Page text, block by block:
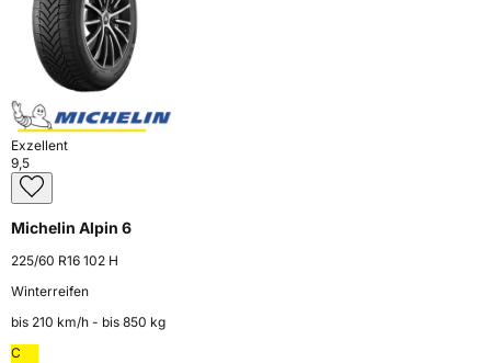
Exzellent
9,5
Michelin Alpin 6
225/60 R16 102 H
Winterreifen
bis 210 km⁠/⁠h - bis 850 kg
C